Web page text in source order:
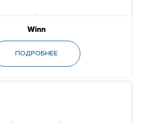
Winn
ПОДРОБНЕЕ